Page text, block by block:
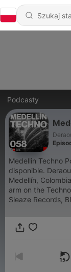
Podcasty
Medellin Techno Podcast. Todos los lunes
disponible. Deraout is Techno DJ, Producer and promoter from
Medellín, Colombia. co founder of Intelligent Division, a
arm on the Techno scene in
Sleaze Records,